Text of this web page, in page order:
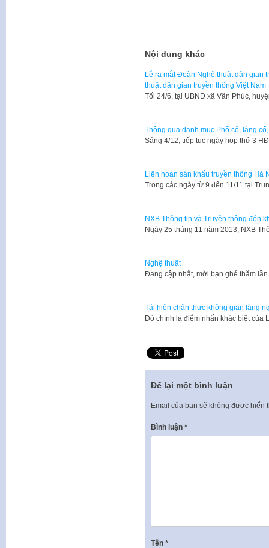
Nội dung khác
Lễ ra mắt Đoàn Nghệ thuật dân gian
thuật dân gian truyền thống Việt Nam
Tối 24/6, tại UBND xã Vân Phúc,
Thông qua danh mục Phố cổ, làng
​Sáng 4/12, tiếp tục ngày họp thứ 3
Liên hoan sân khấu truyền thống Hà
Trong các ngày từ 9 đến 11/11 tại
NXB Thông tin và Truyền thông đón
​Ngày 25 tháng 11 năm 2013, NXB
Nghệ thuật
​Đang cập nhật, mời bạn ghé thăm lần
Tái hiện chân thực không gian làng
Đó chính là điểm nhấn khác biệt của
Để lại một bình luận
Email của bạn sẽ không được hiển
Bình luận *
Tên *